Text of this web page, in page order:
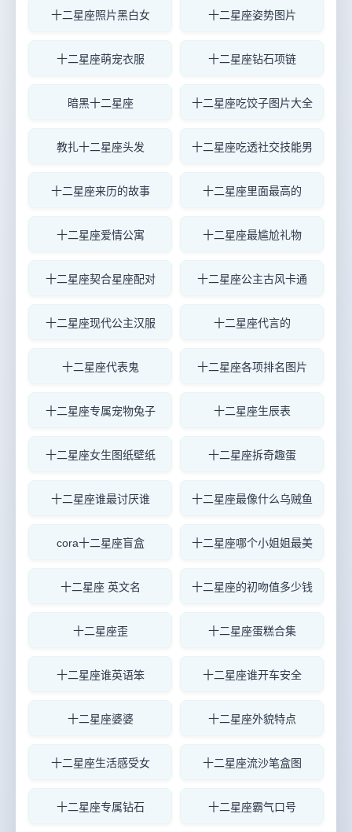
十二星座照片黑白女 十二星座姿势图片
十二星座萌宠衣服 十二星座钻石项链
暗黑十二星座 十二星座吃饺子图片大全
教扎十二星座头发 十二星座吃透社交技能男
十二星座来历的故事 十二星座里面最高的
十二星座爱情公寓 十二星座最尴尬礼物
十二星座契合星座配对 十二星座公主古风卡通
十二星座现代公主汉服 十二星座代言的
十二星座代表鬼 十二星座各项排名图片
十二星座专属宠物兔子 十二星座生辰表
十二星座女生图纸壁纸 十二星座拆奇趣蛋
十二星座谁最讨厌谁 十二星座最像什么乌贼鱼
cora十二星座盲盒 十二星座哪个小姐姐最美
十二星座 英文名 十二星座的初吻值多少钱
十二星座歪 十二星座蛋糕合集
十二星座谁英语笨 十二星座谁开车安全
十二星座婆婆 十二星座外貌特点
十二星座生活感受女 十二星座流沙笔盒图
十二星座专属钻石 十二星座霸气口号